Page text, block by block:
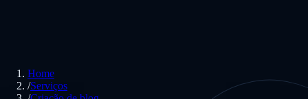
Home
/Serviços